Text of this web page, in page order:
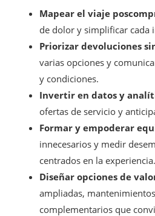
Mapear el viaje
de dolor y simplificar cada
Priorizar devoluciones
varias opciones y
y condiciones.
Invertir en datos y
ofertas de servicio y
Formar y empoderar
innecesarios y medir
centrados en la experiencia.
Diseñar opciones de
ampliadas,
complementarios que